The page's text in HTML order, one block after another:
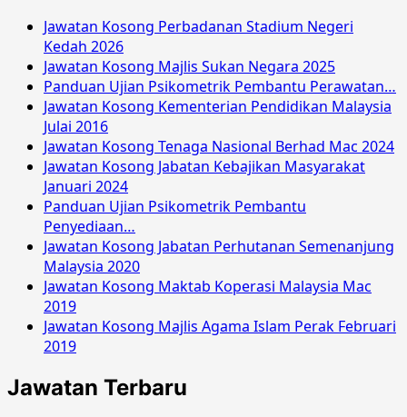
Jawatan Kosong Perbadanan Stadium Negeri
Kedah 2026
Jawatan Kosong Majlis Sukan Negara 2025
Panduan Ujian Psikometrik Pembantu Perawatan…
Jawatan Kosong Kementerian Pendidikan Malaysia
Julai 2016
Jawatan Kosong Tenaga Nasional Berhad Mac 2024
Jawatan Kosong Jabatan Kebajikan Masyarakat
Januari 2024
Panduan Ujian Psikometrik Pembantu
Penyediaan…
Jawatan Kosong Jabatan Perhutanan Semenanjung
Malaysia 2020
Jawatan Kosong Maktab Koperasi Malaysia Mac
2019
Jawatan Kosong Majlis Agama Islam Perak Februari
2019
Jawatan Terbaru